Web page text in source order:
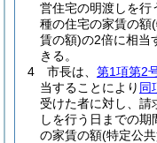
営住宅の明渡しを行
種の住宅の家賃の額
賃の額)の2倍に相当
きる。
4
市長は、 第1項第2
当することにより 同
受けた者に対し、請
しを行う日までの
の家賃の額(特定公